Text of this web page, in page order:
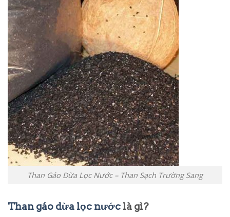
Than Gáo Dừa Lọc Nước – Than Sạch Trường Sang
Than gáo dừa lọc nước là gì?